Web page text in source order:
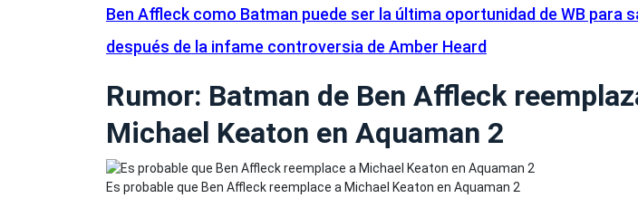
Ben Affleck como Batman puede ser la última oportunidad de WB para
después de la infame controversia de Amber Heard
Rumor: Batman de Ben Affleck
Michael Keaton en Aquaman 2
Es probable que Ben Affleck reemplace a Michael Keaton en Aquaman 2